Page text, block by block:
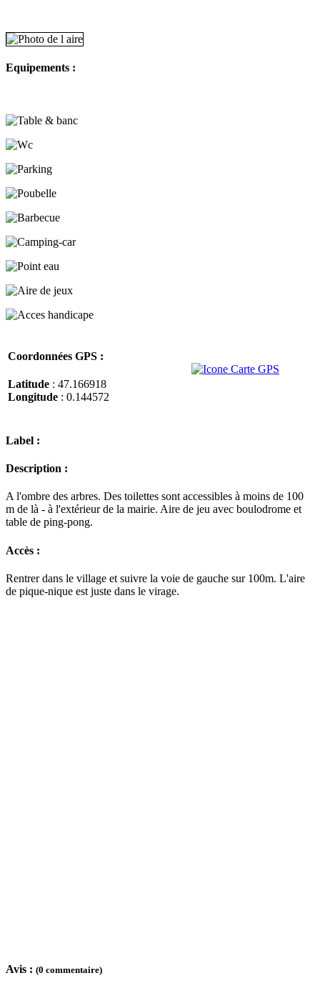
Equipements :
Coordonnées GPS :
Latitude : 47.166918
Longitude : 0.144572
Label :
Description :
A l'ombre des arbres. Des toilettes sont accessibles à moins de 100
m de là - à l'extérieur de la mairie. Aire de jeu avec boulodrome et
table de ping-pong.
Accès :
Rentrer dans le village et suivre la voie de gauche sur 100m. L'aire
de pique-nique est juste dans le virage.
Avis : (0 commentaire)